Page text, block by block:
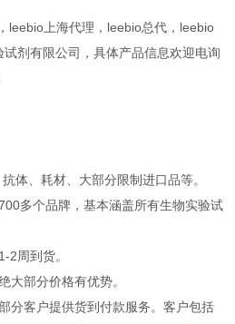
leebio上海代理，leebio总代，leebio
剂有限公司，具体产品信息欢迎电询
体、耗材、大部分限制进口品等。
多个品牌，基本涵盖所有生物实验试
2周到货。
大部分价格有优势。
分客户提供货到付款服务。客户包括